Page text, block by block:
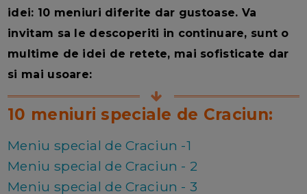
idei: 10 meniuri diferite dar gustoase. Va
invitam sa le descoperiti in continuare, sunt o
multime de idei de retete, mai sofisticate dar
si mai usoare:
10 meniuri speciale de Craciun:
Meniu special de Craciun -1
Meniu special de Craciun - 2
Meniu special de Craciun - 3